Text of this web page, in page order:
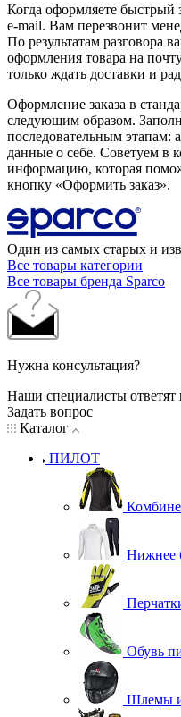
Когда оформляете
e-mail. Вам перезвонит
По результатам разговора
оформления товара на
только ждать доставки и
Оформление заказа в
следующим образом.
последовательным этапам:
данные о себе. Советуем в
информацию, которая
кнопку «Оформить заказ».
Один из самых старых и
Все товары категории
Все товары бренда Sparco
Нужна консультация?
Наши специалисты
Задать вопрос
Каталог
ПИЛОТ
Нижнее
Обувь
Шлемы и